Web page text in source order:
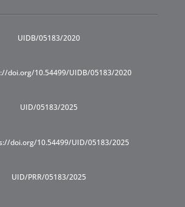
UIDB/05183/2020
doi.org/10.54499/UIDB/05183/2020
UID/05183/2025
doi.org/10.54499/UID/05183/2025
UID/PRR/05183/2025